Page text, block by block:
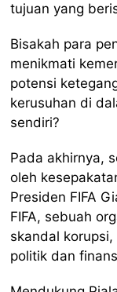
tujuan yang
Bisakah para
menikmati
potensi
kerusuhan di
sendiri?
Pada akhirnya,
oleh
Presiden FIFA
FIFA, sebuah
skandal
politik dan